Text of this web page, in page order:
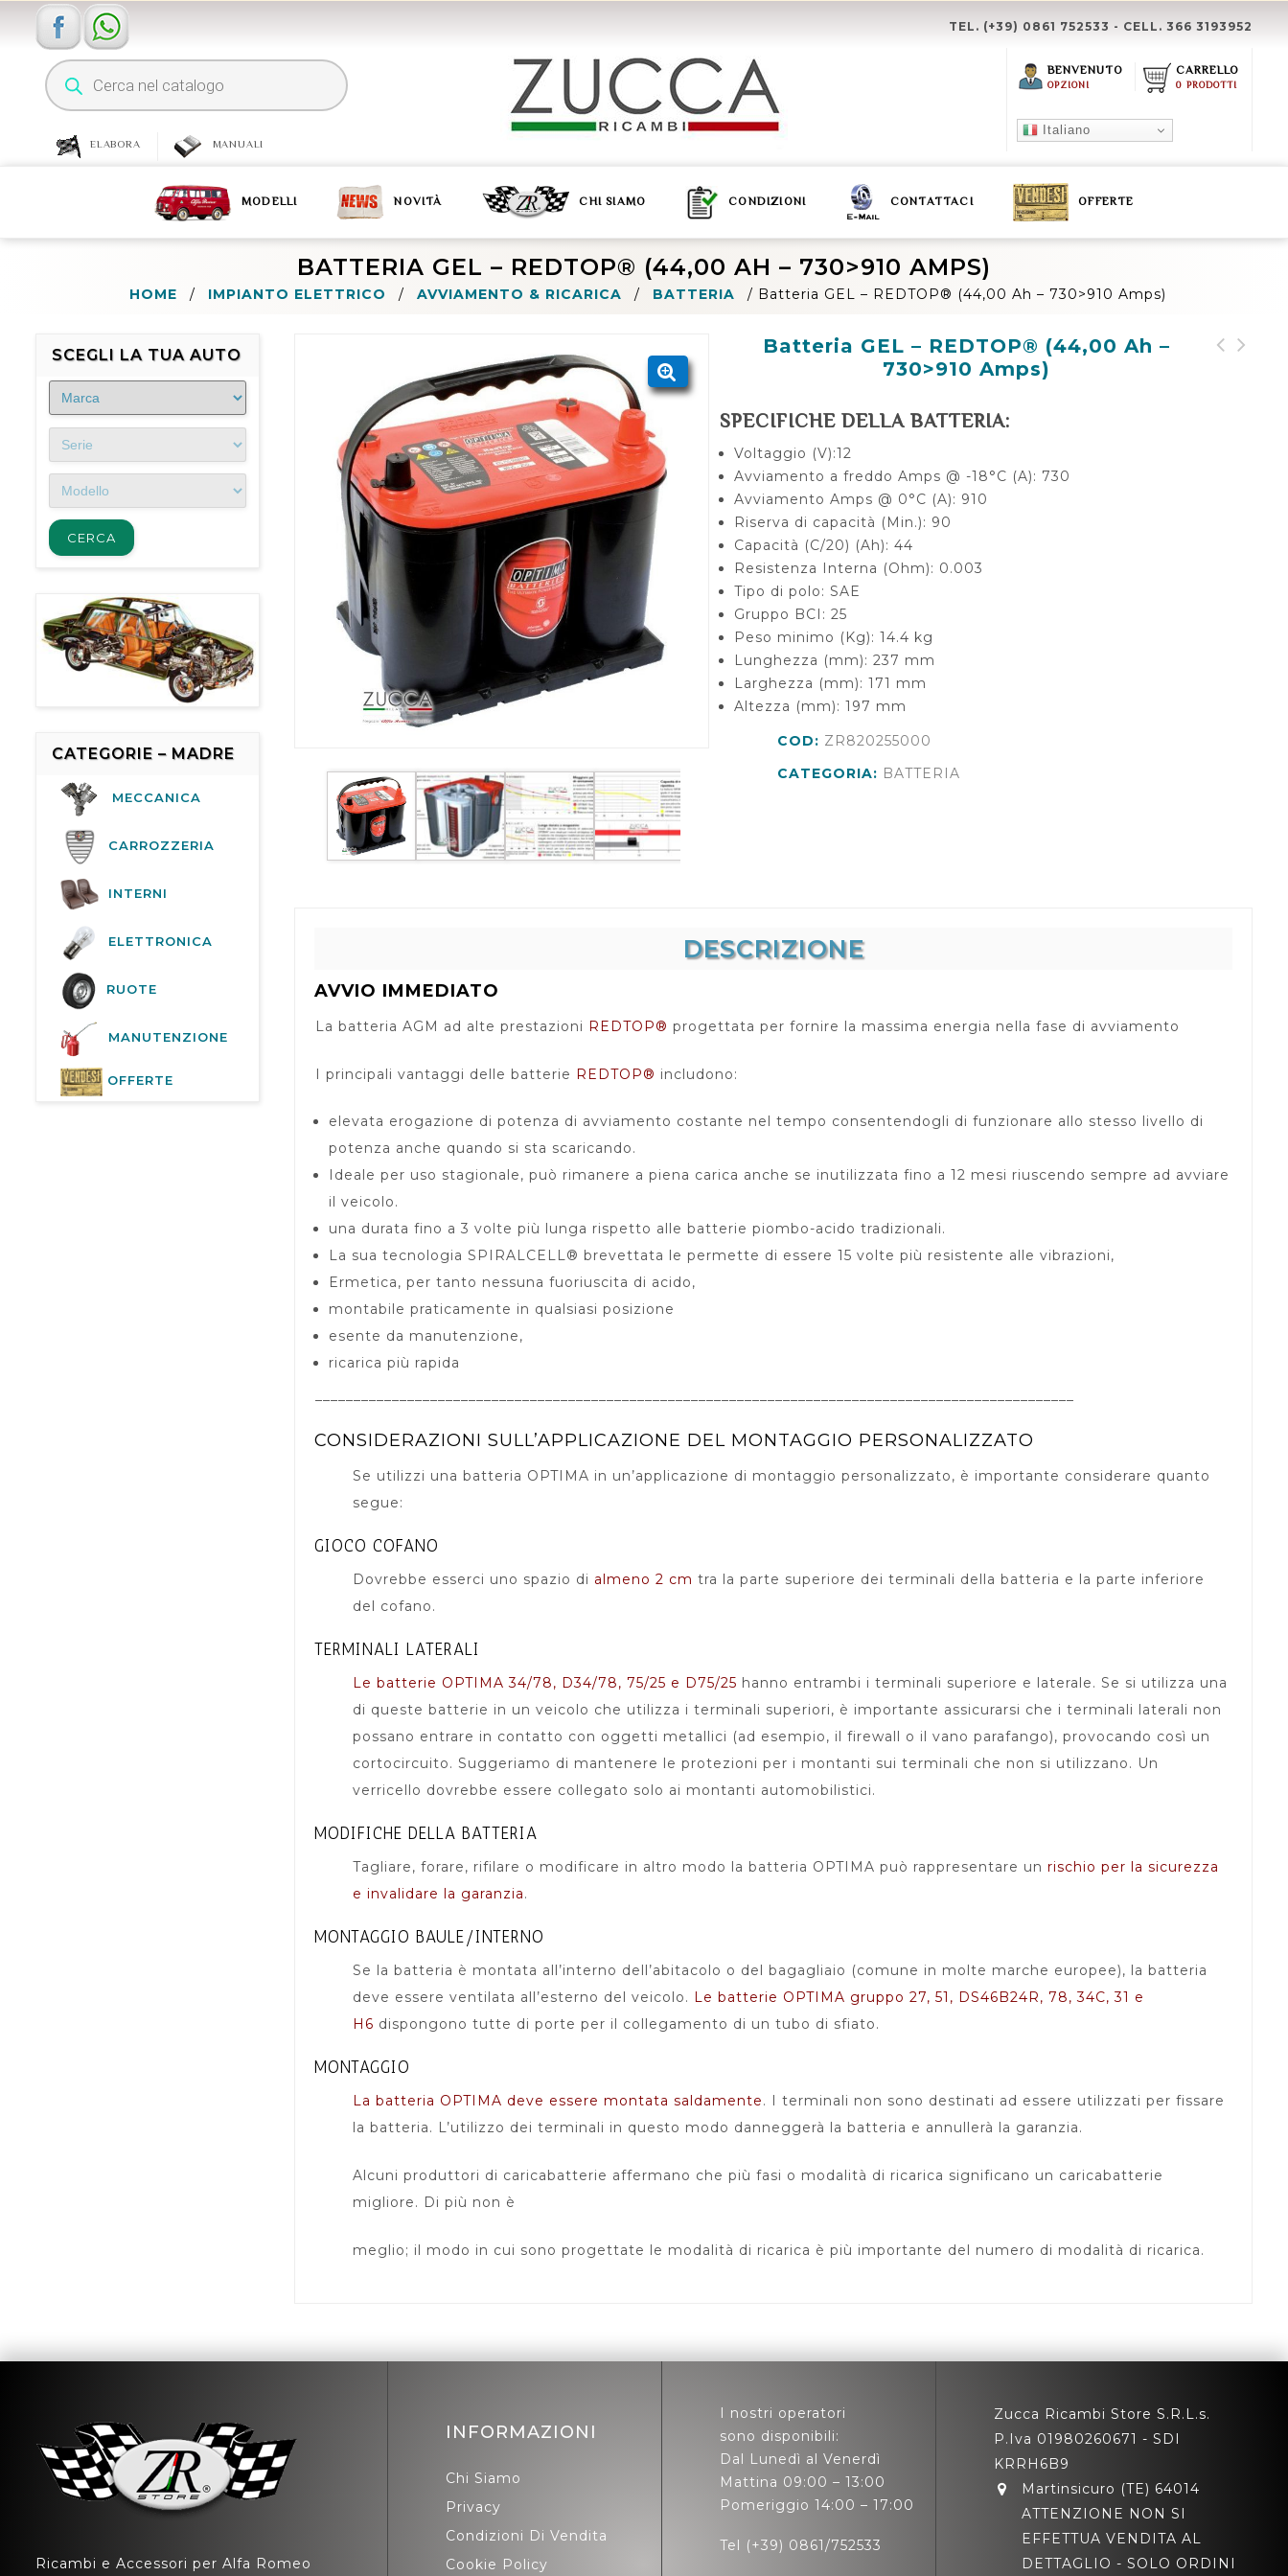
TEL. (+39) 0861 752533 - CELL. 366 3193952
ELABORA MANUALI
BENVENUTO
OPZIONI
CARRELLO
0 PRODOTTI
Italiano
MODELLI NOVITÀ CHI SIAMO CONDIZIONI CONTATTACI OFFERTE
BATTERIA GEL – REDTOP® (44,00 AH – 730>910 AMPS)
HOME / IMPIANTO ELETTRICO / AVVIAMENTO & RICARICA / BATTERIA / Batteria GEL – REDTOP® (44,00 Ah – 730>910 Amps)
Batteria GEL – REDTOP® (44,00 Ah –
730>910 Amps)
SPECIFICHE DELLA BATTERIA:
Voltaggio (V):12
Avviamento a freddo Amps @ -18°C (A): 730
Avviamento Amps @ 0°C (A): 910
Riserva di capacità (Min.): 90
Capacità (C/20) (Ah): 44
Resistenza Interna (Ohm): 0.003
Tipo di polo: SAE
Gruppo BCI: 25
Peso minimo (Kg): 14.4 kg
Lunghezza (mm): 237 mm
Larghezza (mm): 171 mm
Altezza (mm): 197 mm
COD: ZR820255000
CATEGORIA: BATTERIA
DESCRIZIONE
AVVIO IMMEDIATO
La batteria AGM ad alte prestazioni REDTOP® progettata per fornire la massima energia nella fase di avviamento
I principali vantaggi delle batterie REDTOP® includono:
elevata erogazione di potenza di avviamento costante nel tempo consentendogli di funzionare allo stesso livello di
potenza anche quando si sta scaricando.
Ideale per uso stagionale, può rimanere a piena carica anche se inutilizzata fino a 12 mesi riuscendo sempre ad avviare
il veicolo.
una durata fino a 3 volte più lunga rispetto alle batterie piombo-acido tradizionali.
La sua tecnologia SPIRALCELL® brevettata le permette di essere 15 volte più resistente alle vibrazioni,
Ermetica, per tanto nessuna fuoriuscita di acido,
montabile praticamente in qualsiasi posizione
esente da manutenzione,
ricarica più rapida
CONSIDERAZIONI SULL’APPLICAZIONE DEL MONTAGGIO PERSONALIZZATO
Se utilizzi una batteria OPTIMA in un’applicazione di montaggio personalizzato, è importante considerare quanto
segue:
GIOCO COFANO
Dovrebbe esserci uno spazio di almeno 2 cm tra la parte superiore dei terminali della batteria e la parte inferiore
del cofano.
TERMINALI LATERALI
Le batterie OPTIMA 34/78, D34/78, 75/25 e D75/25 hanno entrambi i terminali superiore e laterale. Se si utilizza una
di queste batterie in un veicolo che utilizza i terminali superiori, è importante assicurarsi che i terminali laterali non
possano entrare in contatto con oggetti metallici (ad esempio, il firewall o il vano parafango), provocando così un
cortocircuito. Suggeriamo di mantenere le protezioni per i montanti sui terminali che non si utilizzano. Un
verricello dovrebbe essere collegato solo ai montanti automobilistici.
MODIFICHE DELLA BATTERIA
Tagliare, forare, rifilare o modificare in altro modo la batteria OPTIMA può rappresentare un rischio per la sicurezza
e invalidare la garanzia.
MONTAGGIO BAULE/INTERNO
Se la batteria è montata all’interno dell’abitacolo o del bagagliaio (comune in molte marche europee), la batteria
deve essere ventilata all’esterno del veicolo. Le batterie OPTIMA gruppo 27, 51, DS46B24R, 78, 34C, 31 e
H6 dispongono tutte di porte per il collegamento di un tubo di sfiato.
MONTAGGIO
La batteria OPTIMA deve essere montata saldamente. I terminali non sono destinati ad essere utilizzati per fissare
la batteria. L’utilizzo dei terminali in questo modo danneggerà la batteria e annullerà la garanzia.
Alcuni produttori di caricabatterie affermano che più fasi o modalità di ricarica significano un caricabatterie
migliore. Di più non è
meglio; il modo in cui sono progettate le modalità di ricarica è più importante del numero di modalità di ricarica.
SCEGLI LA TUA AUTO
CATEGORIE – MADRE
MECCANICA
CARROZZERIA
INTERNI
ELETTRONICA
RUOTE
MANUTENZIONE
OFFERTE
Ricambi e Accessori per Alfa Romeo
INFORMAZIONI
Chi Siamo
Privacy
Condizioni Di Vendita
Cookie Policy
I nostri operatori
sono disponibili:
Dal Lunedì al Venerdì
Mattina 09:00 – 13:00
Pomeriggio 14:00 – 17:00
Tel (+39) 0861/752533
Zucca Ricambi Store S.R.L.s.
P.Iva 01980260671 - SDI
KRRH6B9
Martinsicuro (TE) 64014
ATTENZIONE NON SI
EFFETTUA VENDITA AL
DETTAGLIO - SOLO ORDINI